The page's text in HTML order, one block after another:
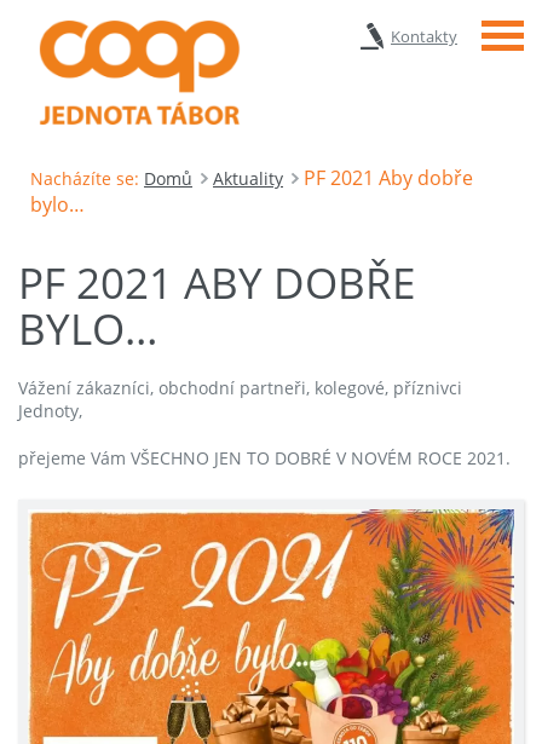
Kontakty Menu
Nacházíte se: Domů Aktuality
PF 2021 Aby dobře
bylo…
PF 2021 ABY DOBŘE
BYLO…
Vážení zákazníci, obchodní partneři, kolegové, příznivci
Jednoty,
přejeme Vám VŠECHNO JEN TO DOBRÉ V NOVÉM ROCE 2021.